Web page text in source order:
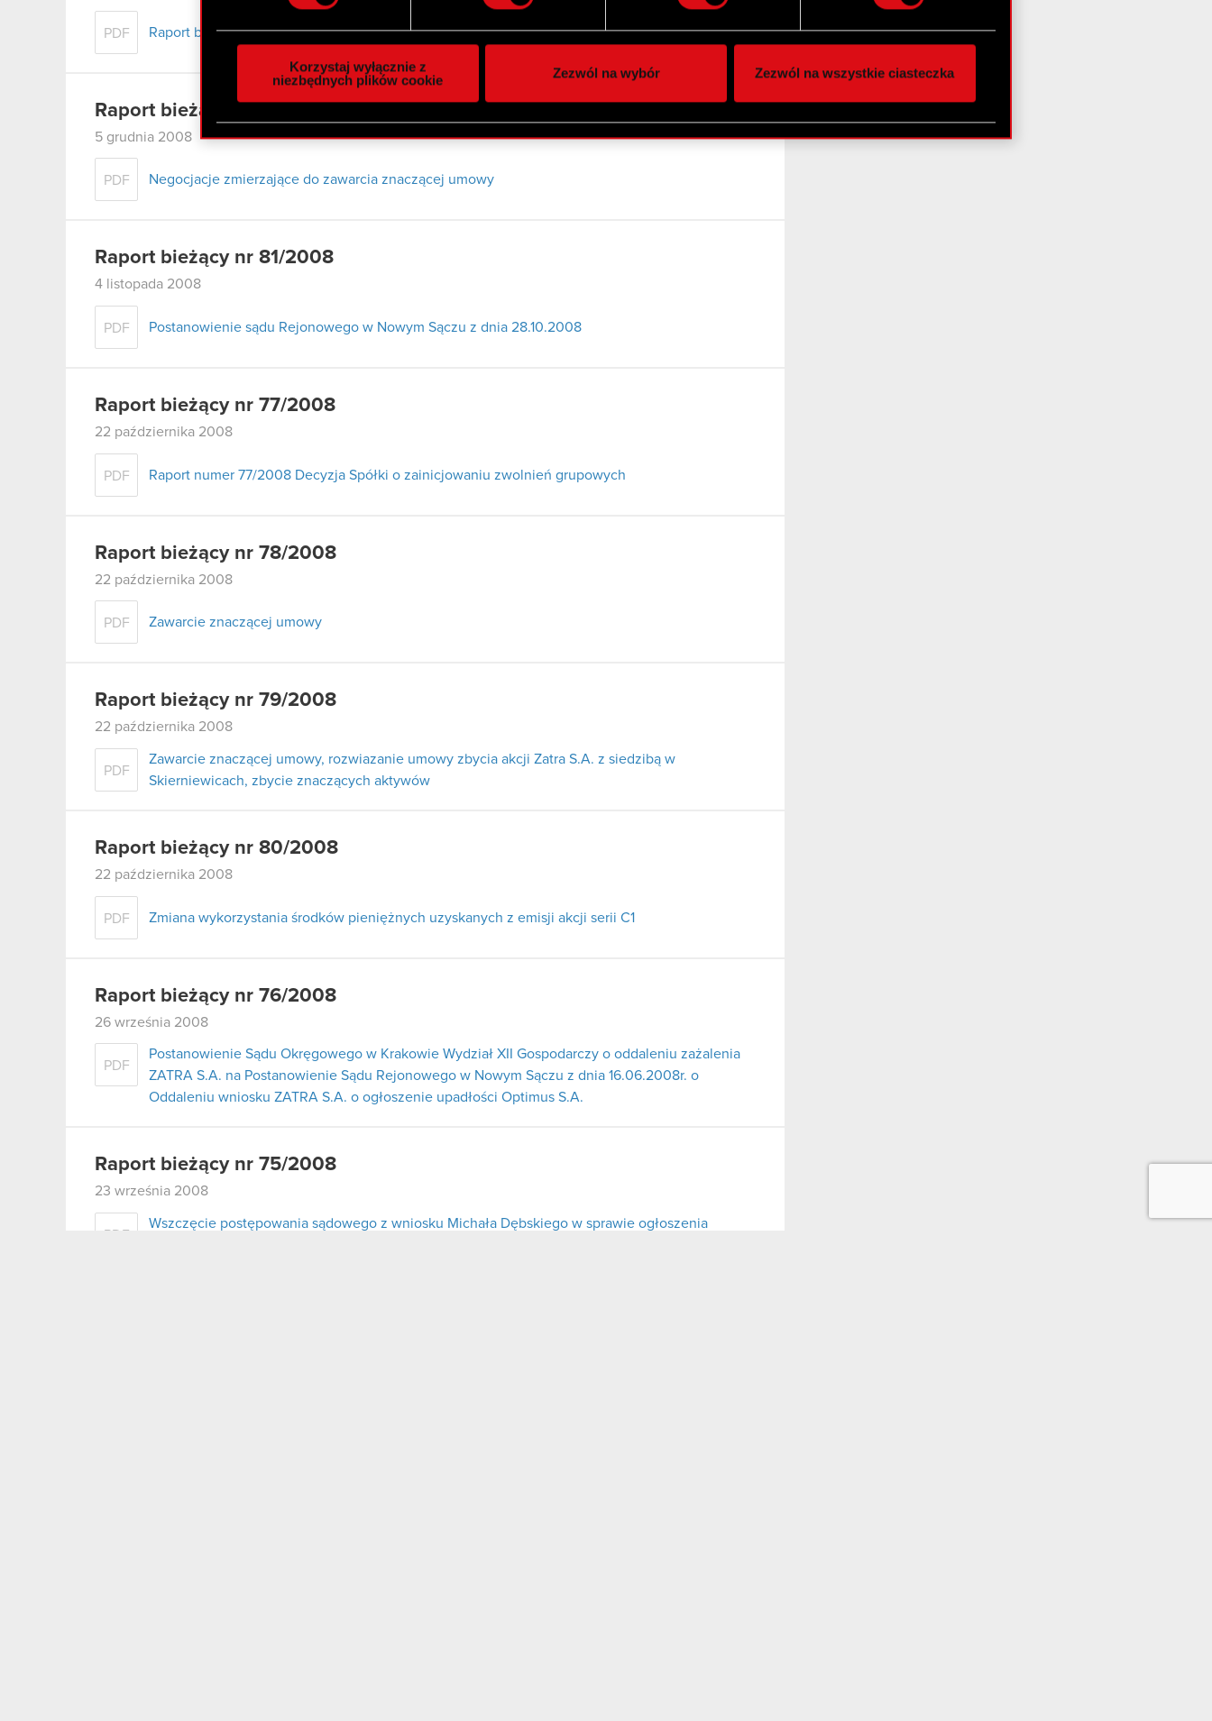
Wykorzystujemy pliki cookie do spersonalizowania treści i reklam, aby oferować funkcje społecznościowe i
społecznościowym, reklamowym i analitycznym. Partnerzy mogą połączyć te informacje z innymi danymi
otrzymanymi od Ciebie lub uzyskanymi podczas korzystania z ich usług. Kontynuując korzystanie z naszej witryny,
zgadasz się na używanie plików cookie.
Korzystaj wyłącznie z
niezbędnych plików cookie
Zezwól na wybór Zezwól na wszystkie ciasteczka
PDF Raport bieżący numer 83/2008 - Wyrok wstępny Sądu Okręgowego
Raport bieżący nr 82/2008
5 grudnia 2008
PDF Negocjacje zmierzające do zawarcia znaczącej umowy
Raport bieżący nr 81/2008
4 listopada 2008
PDF Postanowienie sądu Rejonowego w Nowym Sączu z dnia 28.10.2008
Raport bieżący nr 77/2008
22 października 2008
PDF Raport numer 77/2008 Decyzja Spółki o zainicjowaniu zwolnień grupowych
Raport bieżący nr 78/2008
22 października 2008
PDF Zawarcie znaczącej umowy
Raport bieżący nr 79/2008
22 października 2008
PDF
Zawarcie znaczącej umowy, rozwiazanie umowy zbycia akcji Zatra S.A. z siedzibą w
Skierniewicach, zbycie znaczących aktywów
Raport bieżący nr 80/2008
22 października 2008
PDF Zmiana wykorzystania środków pieniężnych uzyskanych z emisji akcji serii C1
Raport bieżący nr 76/2008
26 września 2008
PDF
Postanowienie Sądu Okręgowego w Krakowie Wydział XII Gospodarczy o oddaleniu zażalenia
ZATRA S.A. na Postanowienie Sądu Rejonowego w Nowym Sączu z dnia 16.06.2008r. o
Oddaleniu wniosku ZATRA S.A. o ogłoszenie upadłości Optimus S.A.
Raport bieżący nr 75/2008
23 września 2008
PDF
Wszczęcie postępowania sądowego z wniosku Michała Dębskiego w sprawie ogłoszenia